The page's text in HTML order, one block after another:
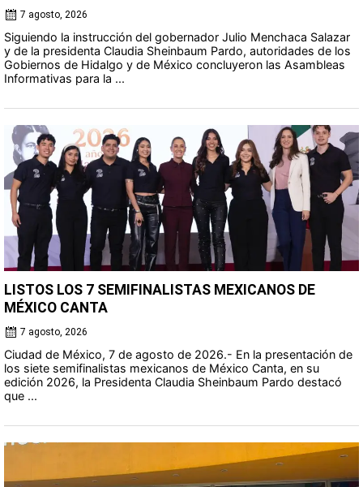
7 agosto, 2026
Siguiendo la instrucción del gobernador Julio Menchaca Salazar
y de la presidenta Claudia Sheinbaum Pardo, autoridades de los
Gobiernos de Hidalgo y de México concluyeron las Asambleas
Informativas para la ...
LISTOS LOS 7 SEMIFINALISTAS MEXICANOS DE
MÉXICO CANTA
7 agosto, 2026
Ciudad de México, 7 de agosto de 2026.- En la presentación de
los siete semifinalistas mexicanos de México Canta, en su
edición 2026, la Presidenta Claudia Sheinbaum Pardo destacó
que ...